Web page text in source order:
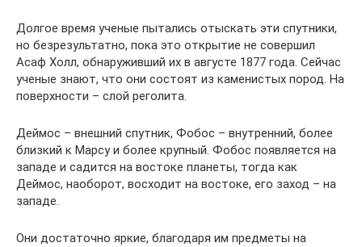
Долгое время ученые пытались отыскать эти спутники,
но безрезультатно, пока это открытие не совершил
Асаф Холл, обнаруживший их в августе 1877 года. Сейчас
ученые знают, что они состоят из каменистых пород. На
поверхности – слой реголита.
Деймос – внешний спутник, Фобос – внутренний, более
близкий к Марсу и более крупный. Фобос появляется на
западе и садится на востоке планеты, тогда как
Деймос, наоборот, восходит на востоке, его заход – на
западе.
Они достаточно яркие, благодаря им предметы на